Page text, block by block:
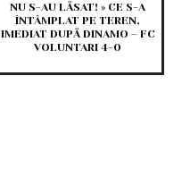
NU S-AU LĂSAT! » CE S-A
ÎNTÂMPLAT PE TEREN,
IMEDIAT DUPĂ DINAMO – FC
VOLUNTARI 4-0